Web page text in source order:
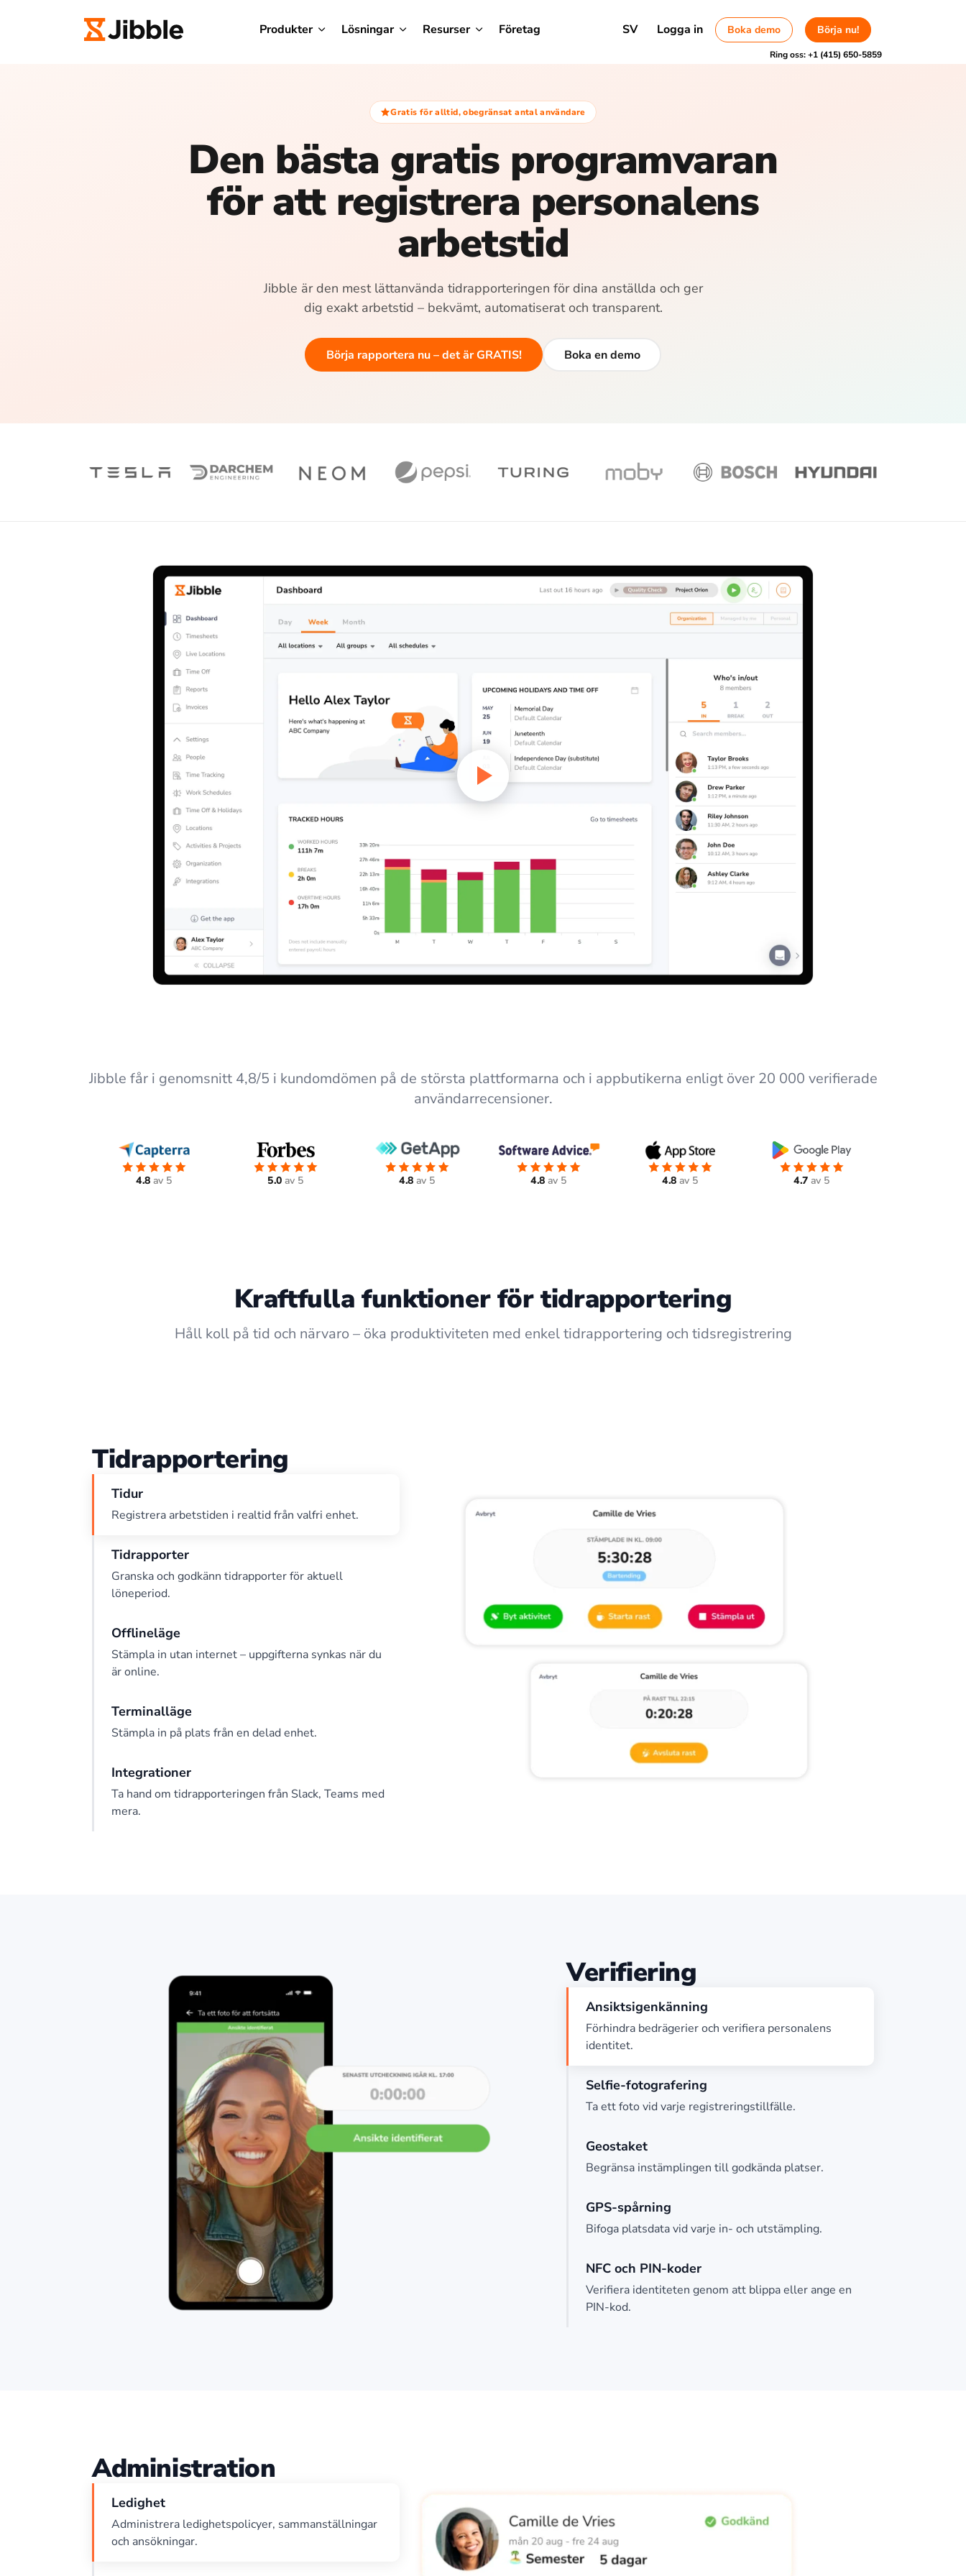
Produkter Lösningar Resurser Företag SV Logga in Boka demo Börja nu!
Ring oss:+1 (415) 650-5859
Gratis för alltid, obegränsat antal användare
Den bästa gratis programvaran
för att registrera personalens
arbetstid
Jibble är den mest lättanvända tidrapporteringen för dina anställda och ger
dig exakt arbetstid – bekvämt, automatiserat och transparent.
Börja rapportera nu – det är GRATIS! Boka en demo
Jibble får i genomsnitt 4,8/5 i kundomdömen på de största plattformarna och i appbutikerna enligt över 20 000 verifierade
användarrecensioner.
4.8 av 5 5.0 av 5 4.8 av 5 4.8 av 5 4.8 av 5 4.7 av 5
Kraftfulla funktioner för tidrapportering
Håll koll på tid och närvaro – öka produktiviteten med enkel tidrapportering och tidsregistrering
Tidrapportering
Tidur
Registrera arbetstiden i realtid från valfri enhet.
Tidrapporter
Granska och godkänn tidrapporter för aktuell
löneperiod.
Offlineläge
Stämpla in utan internet – uppgifterna synkas när du
är online.
Terminalläge
Stämpla in på plats från en delad enhet.
Integrationer
Ta hand om tidrapporteringen från Slack, Teams med
mera.
Verifiering
Ansiktsigenkänning
Förhindra bedrägerier och verifiera personalens
identitet.
Selfie-fotografering
Ta ett foto vid varje registreringstillfälle.
Geostaket
Begränsa instämplingen till godkända platser.
GPS-spårning
Bifoga platsdata vid varje in- och utstämpling.
NFC och PIN-koder
Verifiera identiteten genom att blippa eller ange en
PIN-kod.
Administration
Ledighet
Administrera ledighetspolicyer, sammanställningar
och ansökningar.